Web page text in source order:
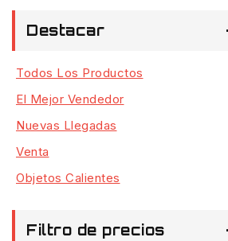
Destacar
Todos Los Productos
El Mejor Vendedor
Nuevas Llegadas
Venta
Objetos Calientes
Filtro de precios